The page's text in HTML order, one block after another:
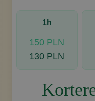
1h
150 PLN
130 PLN